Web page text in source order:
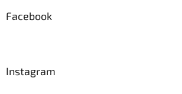
Facebook
Instagram